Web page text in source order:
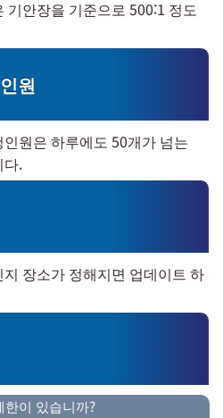
기안장을 기준으로 500:1 정도
원
원은 하루에도 50개가 넘는
다.
장소가 정해지면 업데이트 하
이 있습니까?